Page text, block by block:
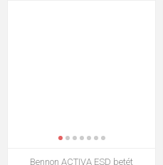
Bennon ACTIVA ESD betét